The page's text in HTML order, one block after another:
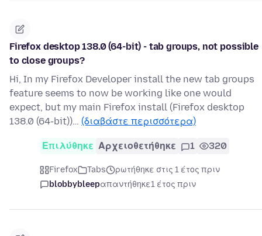
Firefox desktop 138.0 (64-bit) - tab groups, not possible
to close groups?
Hi, In my Firefox Developer install the new tab groups
feature seems to now be working like one would
expect, but my main Firefox install (Firefox desktop
138.0 (64-bit))… (διαβάστε περισσότερα)
Επιλύθηκε Αρχειοθετήθηκε 1 320
Firefox Tabs
ρωτήθηκε στις 1 έτος πριν
blobbybleepαπαντήθηκε1 έτος πριν